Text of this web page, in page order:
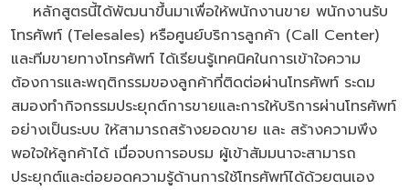
หลักสูตรนี้ได้พัฒนาขึ้นมาเพื่อให้พนักงานขาย พนักงานรับ
โทรศัพท์ (Telesales) หรือศูนย์บริการลูกค้า (Call Center)
และทีมขายทางโทรศัพท์ ได้เรียนรู้เทคนิคในการเข้าใจความ
ต้องการและพฤติกรรมของลูกค้าที่ติดต่อผ่านโทรศัพท์ ระดม
สมองทำกิจกรรมประยุกต์การขายและการให้บริการผ่านโทรศัพท์
อย่างเป็นระบบ ให้สามารถสร้างยอดขาย และ สร้างความพึง
พอใจให้ลูกค้าได้ เมื่อจบการอบรม ผู้เข้าสัมมนาจะสามารถ
ประยุกต์และต่อยอดความรู้ด้านการใช้โทรศัพท์ได้ด้วยตนเอง